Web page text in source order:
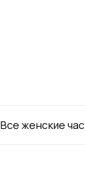
Всеженские